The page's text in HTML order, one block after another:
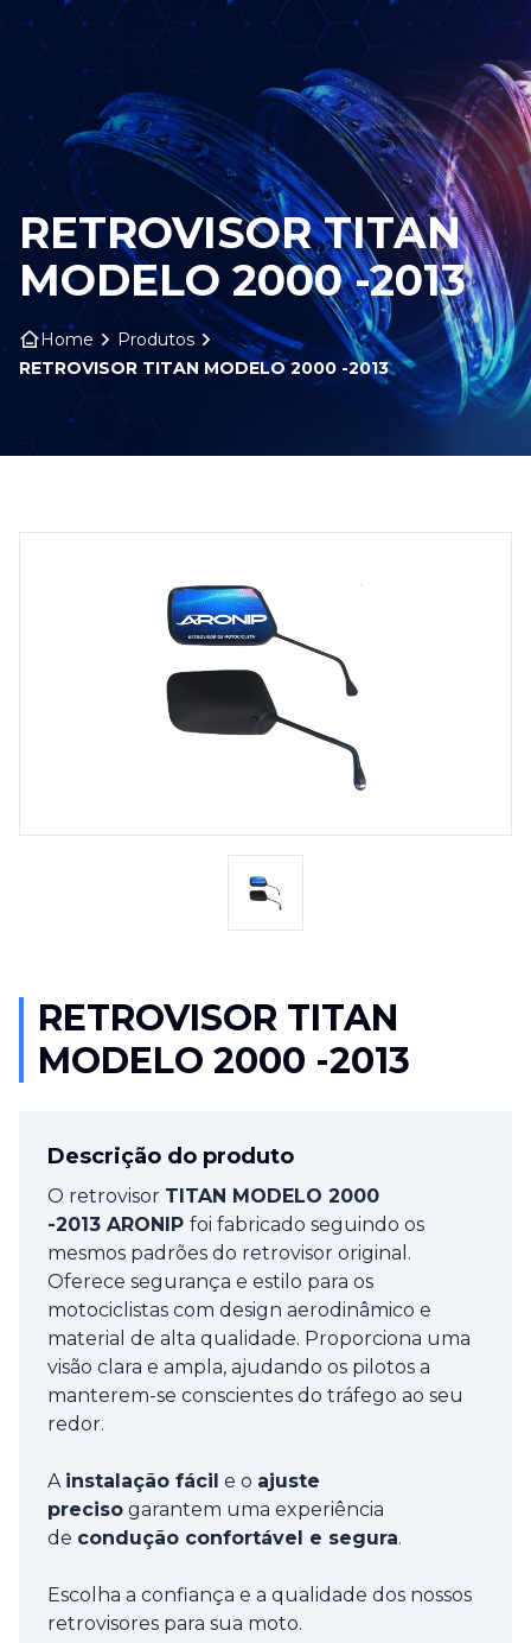
SOBRE NÓS
PRODUTOS
ARO ARTS
CONTATO
BLOG
RETROVISOR TITAN
MODELO 2000 -2013
Home
Produtos
RETROVISOR TITAN MODELO 2000 -2013
RETROVISOR TITAN
MODELO 2000 -2013
Descrição do produto
O retrovisor TITAN MODELO 2000
-2013 ARONIP foi fabricado seguindo os
mesmos padrões do retrovisor original.
Oferece segurança e estilo para os
motociclistas com design aerodinâmico e
material de alta qualidade. Proporciona uma
visão clara e ampla, ajudando os pilotos a
manterem-se conscientes do tráfego ao seu
redor.
A instalação fácil e o ajuste
preciso garantem uma experiência
de condução confortável e segura.
Escolha a confiança e a qualidade dos nossos
retrovisores para sua moto.